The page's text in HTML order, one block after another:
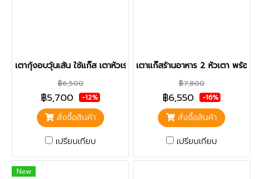
เตากุ้งอบวุ้นเส้น ใช้แก๊ส เตาหัวเร่ง 3 หัวเตา
฿6,500
฿5,700 -12%
สั่งซื้อสินค้า
เปรียบเทียบ
เตาแก๊สร้านอาหาร 2 หัวเตา พร้อมโ
฿7,800
฿6,550 -16%
สั่งซื้อสินค้า
เปรียบเทียบ
New